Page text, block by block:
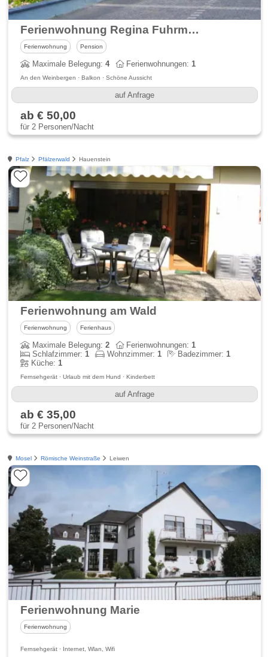
Ferienwohnung Regina Fuhrmann in Ellenz an der Mosel
Ferienwohnung Pension
Maximale Belegung:4 Ferienwohnungen:1
An den Weinbergen · Balkon · Schöne Aussicht
auf Anfrage
ab € 50,00
für 2 Personen/Nacht
Pfalz Pfälzerwald Hauenstein
Ferienwohnung am Wald
Ferienwohnung Ferienhaus
Maximale Belegung:2 Ferienwohnungen:1
Schlafzimmer:1 Wohnzimmer:1 Badezimmer:1
Küche:1
Fernsehgerät · Urlaub mit dem Hund · Kinderbett
auf Anfrage
ab € 35,00
für 2 Personen/Nacht
Mosel Römische Weinstraße Leiwen
Ferienwohnung Marie
Ferienwohnung
Fernsehgerät · Internet, Wlan, Wifi